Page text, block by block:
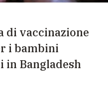
di vaccinazione
i bambini
in Bangladesh